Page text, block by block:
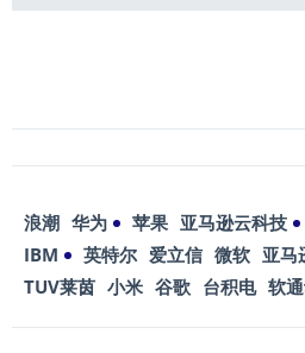
浪潮 华为 苹果 亚马逊云科技
IBM
英特尔 爱立信 微软 亚马
TUV莱茵 小米 谷歌 台积电 软